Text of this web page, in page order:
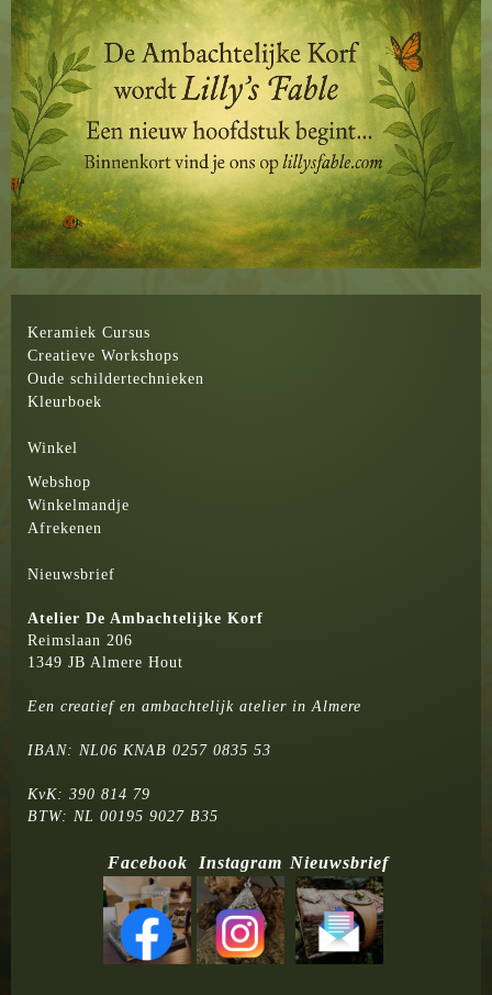
Keramiek Cursus
Creatieve Workshops
Oude schildertechnieken
Kleurboek
Winkel
Webshop
Winkelmandje
Afrekenen
Nieuwsbrief
Atelier De Ambachtelijke Korf
Reimslaan 206
1349 JB Almere Hout
Een creatief en ambachtelijk atelier in Almere
IBAN: NL06 KNAB 0257 0835 53
KvK: 390 814 79
BTW: NL 00195 9027 B35
Facebook Instagram Nieuwsbrief